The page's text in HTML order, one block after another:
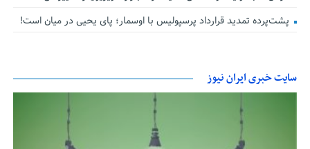
پشت‌پرده تمدید قرارداد پرسپولیس با اوسمار؛ پای یحیی در میان است!
سایت خبری ایران نیوز